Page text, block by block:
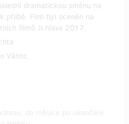
dramatickou směnu na
přilbě. Film byl oceněn na
filmů Ji.hlava 2017.
Vánoc